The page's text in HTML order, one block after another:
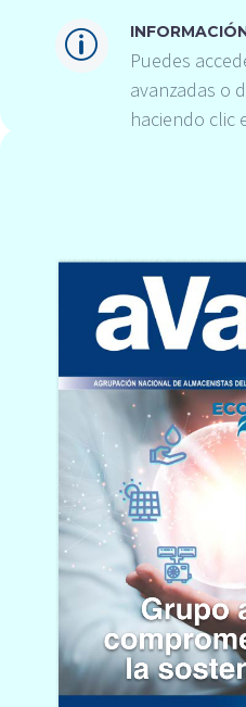
p
p
Puedes
avanzadas o
haciendo clic